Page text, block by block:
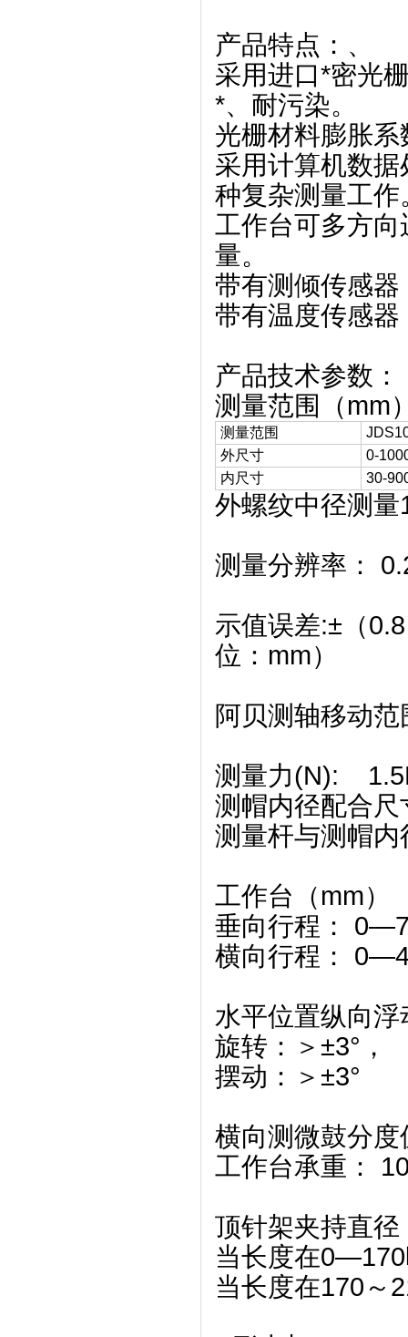
产品特点：、
采用进口*密光
*、耐污染。
光栅材料膨胀
采用计算机数
种复杂测量工作
工作台可多方
量。
带有测倾传感
带有温度传感
产品技术参数：
测量范围（mm
测量范围
外尺寸
0-
内尺寸
30-
外螺纹中径测量
测量分辨率：
示值误差:±（
位：mm）
阿贝测轴移动
测量力(N):
测帽内径配合
测量杆与测帽
工作台（mm）
垂向行程：
横向行程：
水平位置纵向
旋转：＞±3°，
摆动：＞±3°
横向测微鼓分度
工作台承重：
顶针架夹持直
当长度在
当长度在170